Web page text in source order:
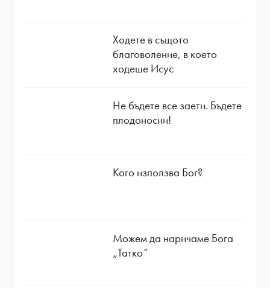
Ходете в същото
благоволение, в което
ходеше Исус
Не бъдете все заети. Бъдете
плодоносни!
Кого използва Бог?
Можем да наричаме Бога
„Татко”